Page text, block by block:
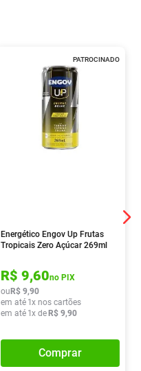
PATROCINADO
Energético Engov Up Frutas
Tropicais Zero Açúcar 269ml
R$ 9,60no PIX
ou R$ 9,90
em até 1x nos cartões
em até 1x de R$ 9,90
Comprar